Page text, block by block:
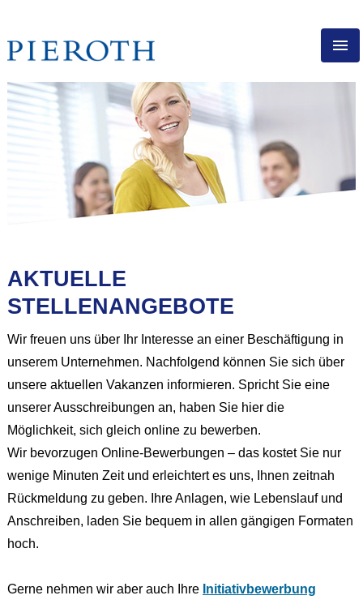
DE
PIEROTH ALS ARBEITSGEBER
DIREKTVERTRIEB
BERUFSERFAHRENE
AUSBILDUNG
AKTUELLE
STELLENANGEBOTE
Wir freuen uns über Ihr Interesse an einer Beschäftigung in
unserem Unternehmen. Nachfolgend können Sie sich über
unsere aktuellen Vakanzen informieren. Spricht Sie eine
unserer Ausschreibungen an, haben Sie hier die
Möglichkeit, sich gleich online zu bewerben.
Wir bevorzugen Online-Bewerbungen – das kostet Sie nur
wenige Minuten Zeit und erleichtert es uns, Ihnen zeitnah
Rückmeldung zu geben. Ihre Anlagen, wie Lebenslauf und
Anschreiben, laden Sie bequem in allen gängigen Formaten
hoch.
Gerne nehmen wir aber auch Ihre Initiativbewerbung